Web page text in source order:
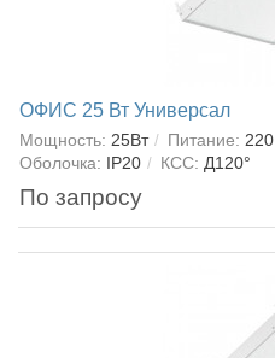
ОФИС 25 Вт Универсал
Мощность: 25Вт Питание:
Оболочка: IP20 КСС: Д120°
По запросу